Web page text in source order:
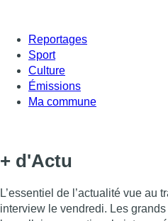
Reportages
Sport
Culture
Émissions
Ma commune
+ d'Actu
L’essentiel de l’actualité vue au
interview le vendredi. Les